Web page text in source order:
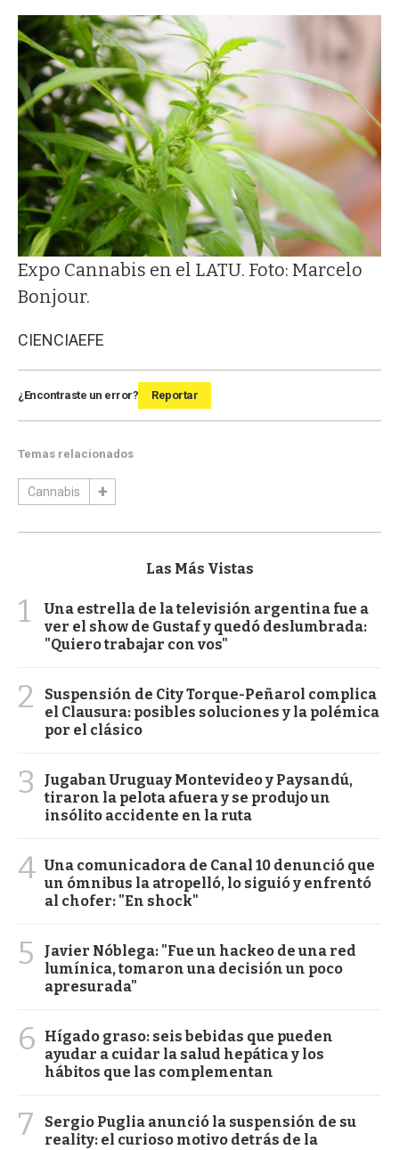
Expo Cannabis en el LATU. Foto: Marcelo
Bonjour.
CIENCIAEFE
¿Encontraste un error? Reportar
Temas relacionados
Cannabis
Las Más Vistas
1
Una estrella de la televisión argentina fue a
ver el show de Gustaf y quedó deslumbrada:
"Quiero trabajar con vos"
2
Suspensión de City Torque-Peñarol complica
el Clausura: posibles soluciones y la polémica
por el clásico
3
Jugaban Uruguay Montevideo y Paysandú,
tiraron la pelota afuera y se produjo un
insólito accidente en la ruta
4 Una comunicadora de Canal 10 denunció que
un ómnibus la atropelló, lo siguió y enfrentó
al chofer: "En shock"
5
Javier Nóblega: "Fue un hackeo de una red
lumínica, tomaron una decisión un poco
apresurada"
6
Hígado graso: seis bebidas que pueden
ayudar a cuidar la salud hepática y los
hábitos que las complementan
7
Sergio Puglia anunció la suspensión de su
reality: el curioso motivo detrás de la